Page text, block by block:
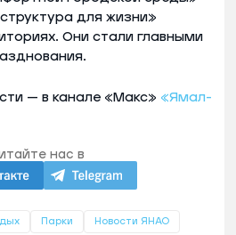
для жизни»
Они стали главными
— в канале «Макс» «Ямал-
нас в
Парки Новости ЯНАО